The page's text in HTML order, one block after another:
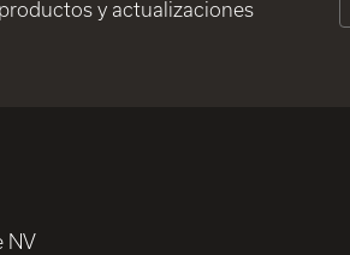
y actualizaciones
NV